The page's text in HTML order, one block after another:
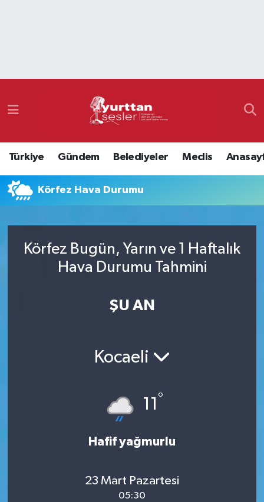
Türkiye Gündem Belediyeler Meclis
Körfez Hava Durumu
Körfez Bugün, Yarın ve 1 Haftalık
Hava Durumu Tahmini
ŞU AN
Kocaeli
11 °
Hafif yağmurlu
23 Mart Pazartesi
05:30
Namaz Vakitleri
Süper Lig Puan Durumu ve Fikstür
Tüm Manşetler
Son Dakika Haberleri
Haber Arşivi